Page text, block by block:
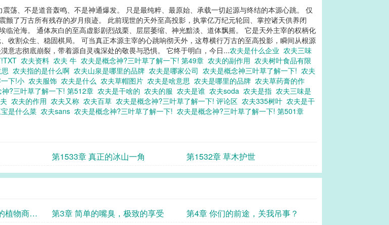
、不是道音轰鸣、不是神通爆发。 只是最纯粹、最原始、承载一切起源与终结的本源心跳。 仅
了万古所有残存的岁月痕迹。 此前现世的天外至高投影，执掌亿万纪元轮回、掌控诸天供养闭
沧海。 通体灰白的至高虚影剧烈战栗、层层萎缩、神光黯淡、道体飘摇。 它是天外主宰的权柄化
收割众生、稳固棋局。 可当真正本源主宰的心跳响彻天外，这尊横行万古的至高投影，瞬间从根源
志彻底崩裂，带着源自灵魂深处的敬畏与恐惧。 它终于明白，今日...农夫是什么企业 农夫三味
农夫资料 农夫 牛 农夫是概念神?三叶草了解一下! 第49章 农夫的副作用 农夫树叶食品有限
农夫指的是什么啊 农夫山泉是哪里的品牌 农夫是哪家公司 农夫是概念神三叶草了解一下! 农夫
下!小 农夫服饰 农夫是什么 农夫草帽图片 农夫是啥意思 农夫是哪里的品牌 农夫草药膏的作
?三叶草了解一下! 第512章 农夫是干啥的 农夫的服 农夫是谁 农夫soda 农夫是指 农夫三味是
农夫的作用 农夫又称 农夫百草 农夫是概念神?三叶草了解一下! 评论区 农夫335树叶 农夫是干
是什么菜 农夫sans 农夫是概念神?三叶草了解一下! 农夫是概念神?三叶草了解一下! 第501章
第1533章 真正的冰山一角 第1532章 草木护世
植物商
第3章 简单的嘴臭，极致的享受
第4章 你们的前途，关我吊事？